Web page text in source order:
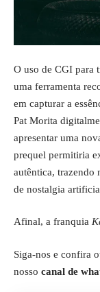
O uso de CGI para
uma ferramenta
em capturar a
Pat Morita
apresentar uma
prequel permitiria
autêntica, trazendo
de nostalgia
Afinal, a franquia
Siga-nos e confira
nosso canal de